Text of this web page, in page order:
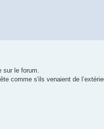
le forum.
comme s'ils venaient de